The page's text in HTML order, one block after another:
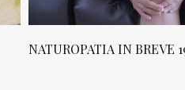
NATUROPATIA IN BREVE